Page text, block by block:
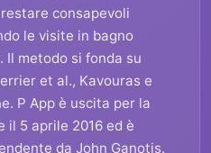
consapevoli
le visite in bagno
Il metodo si fonda su
et al., Kavouras e
P App è uscita per la
il 5 aprile 2016 ed è
da John Ganotis.